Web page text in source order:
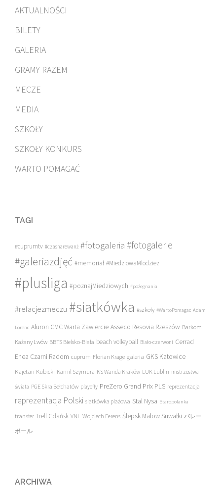
AKTUALNOŚCI
BILETY
GALERIA
GRAMY RAZEM
MECZE
MEDIA
SZKOŁY
SZKOŁY KONKURS
WARTO POMAGAĆ
TAGI
#cuprumtv #czasnarewanż #fotogaleria #fotogalerie
#galeriazdjęć #memoriał #MiedziowaMlodziez
#plusliga #poznajMiedziowych #pożegnania
#relacjezmeczu #siatkówka #szkoły #WartoPomagac Adam
Lorenc Aluron CMC Warta Zawiercie Asseco Resovia Rzeszów Barkom
Każany Lwów BBTS Bielsko-Biała beach volleyball Biało-czerwoni Cerrad
Enea Czarni Radom cuprum Florian Krage galeria GKS Katowice
Kajetan Kubicki Kamil Szymura KS Wanda Kraków LUK Lublin mistrzostwa
świata PGE Skra Bełchatów playoffy PreZero Grand Prix PLS reprezentacja
reprezentacja Polski siatkówka plażowa Stal Nysa Staropolanka
transfer Trefl Gdańsk VNL Wojciech Ferens Ślepsk Malow Suwałki バレー
ボール
ARCHIWA